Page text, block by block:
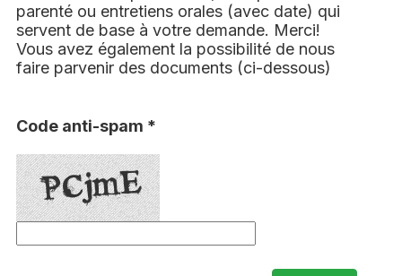
parenté ou entretiens orales (avec date) qui
servent de base à votre demande. Merci!
Vous avez également la possibilité de nous
faire parvenir des documents (ci-dessous)
Code anti-spam *